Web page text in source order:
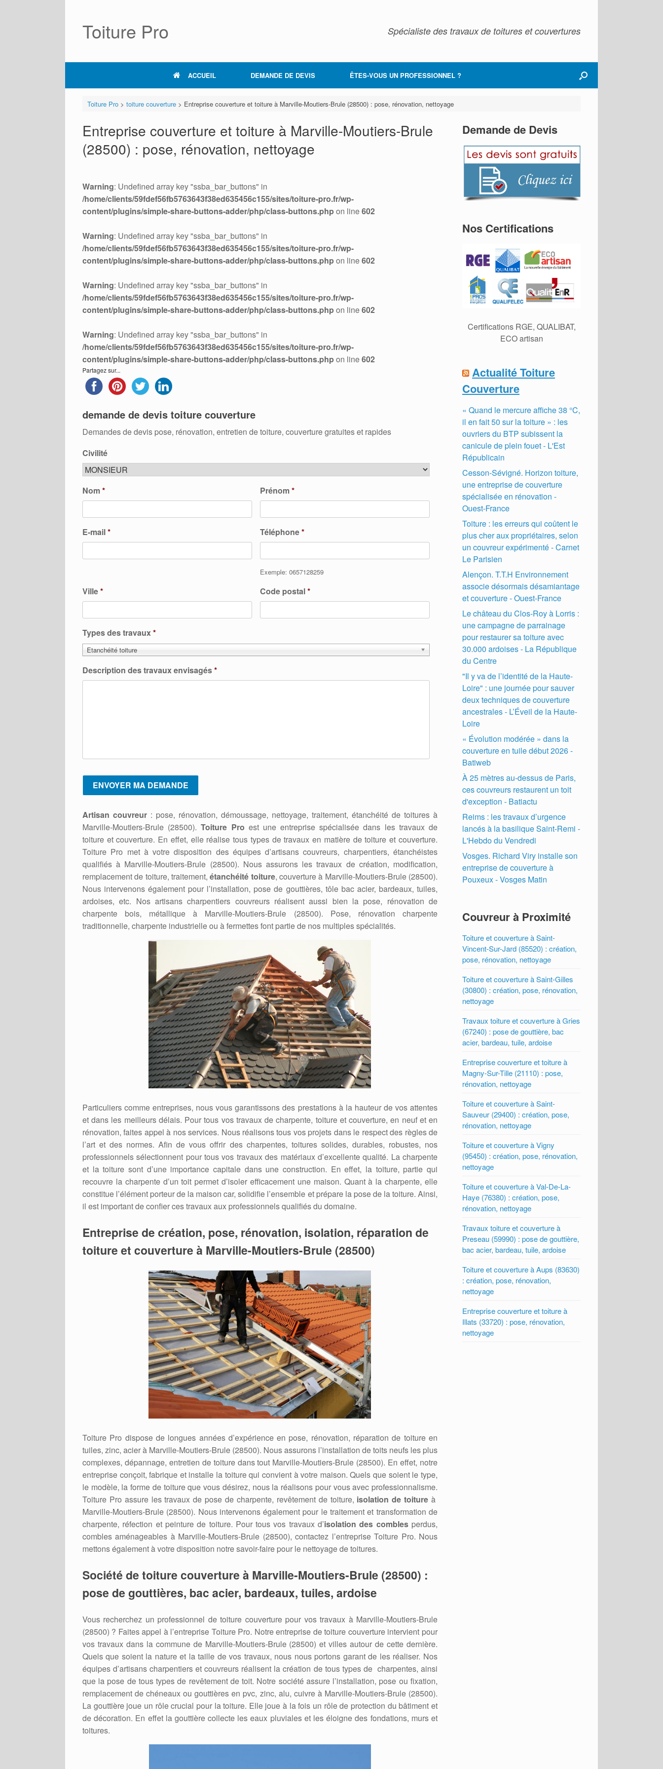
Toiture Pro Spécialiste des travaux de toitures et couvertures
ACCUEIL DEMANDE DE DEVIS ÊTES-VOUS UN PROFESSIONNEL ?
Toiture Pro> toiture couverture> Entreprise couverture et toiture à Marville-Moutiers-Brule (28500) : pose, rénovation, nettoyage
Entreprise couverture et toiture à Marville-Moutiers-Brule
(28500) : pose, rénovation, nettoyage
Warning: Undefined array key "ssba_bar_buttons" in
/home/clients/59fdef56fb5763643f38ed635456c155/sites/toiture-pro.fr/wp-
content/plugins/simple-share-buttons-adder/php/class-buttons.php on line602
Warning: Undefined array key "ssba_bar_buttons" in
/home/clients/59fdef56fb5763643f38ed635456c155/sites/toiture-pro.fr/wp-
content/plugins/simple-share-buttons-adder/php/class-buttons.php on line602
Warning: Undefined array key "ssba_bar_buttons" in
/home/clients/59fdef56fb5763643f38ed635456c155/sites/toiture-pro.fr/wp-
content/plugins/simple-share-buttons-adder/php/class-buttons.php on line602
Warning: Undefined array key "ssba_bar_buttons" in
/home/clients/59fdef56fb5763643f38ed635456c155/sites/toiture-pro.fr/wp-
content/plugins/simple-share-buttons-adder/php/class-buttons.php on line602
Partagez sur...
demande de devis toiture couverture
Demandes de devis pose, rénovation, entretien de toiture, couverture gratuites et rapides
Civilité
Nom* Prénom*
E-mail* Téléphone*
Exemple: 0657128259
Ville* Code postal*
Types des travaux*
Etanchéité toiture
Description des travaux envisagés*
Artisan couvreur : pose, rénovation, démoussage, nettoyage, traitement, étanchéité de toitures à
Marville-Moutiers-Brule (28500).Toiture Pro est une entreprise spécialisée dans les travaux de
toiture et couverture. En effet, elle réalise tous types de travaux en matière de toiture et couverture.
Toiture Pro met à votre disposition des équipes d’artisans couvreurs, charpentiers, étanchéistes
qualifiés à Marville-Moutiers-Brule (28500). Nous assurons les travaux de création, modification,
remplacement de toiture, traitement,étanchéité toiture, couverture à Marville-Moutiers-Brule (28500).
Nous intervenons également pour l’installation, pose de gouttières, tôle bac acier, bardeaux, tuiles,
ardoises, etc. Nos artisans charpentiers couvreurs réalisent aussi bien la pose, rénovation de
charpente bois, métallique à Marville-Moutiers-Brule (28500). Pose, rénovation charpente
traditionnelle, charpente industrielle ou à fermettes font partie de nos multiples spécialités.
Particuliers comme entreprises, nous vous garantissons des prestations à la hauteur de vos attentes
et dans les meilleurs délais. Pour tous vos travaux de charpente, toiture et couverture, en neuf et en
rénovation, faites appel à nos services. Nous réalisons tous vos projets dans le respect des règles de
l’art et des normes. Afin de vous offrir des charpentes, toitures solides, durables, robustes, nos
professionnels sélectionnent pour tous vos travaux des matériaux d’excellente qualité. La charpente
et la toiture sont d’une importance capitale dans une construction. En effet, la toiture, partie qui
recouvre la charpente d’un toit permet d’isoler efficacement une maison. Quant à la charpente, elle
constitue l’élément porteur de la maison car, solidifie l’ensemble et prépare la pose de la toiture. Ainsi,
il est important de confier ces travaux aux professionnels qualifiés du domaine.
Entreprise de création, pose, rénovation, isolation, réparation de
toiture et couverture à Marville-Moutiers-Brule (28500)
Toiture Pro dispose de longues années d’expérience en pose, rénovation, réparation de toiture en
tuiles, zinc, acier à Marville-Moutiers-Brule (28500). Nous assurons l’installation de toits neufs les plus
complexes, dépannage, entretien de toiture dans tout Marville-Moutiers-Brule (28500). En effet, notre
entreprise conçoit, fabrique et installe la toiture qui convient à votre maison. Quels que soient le type,
le modèle, la forme de toiture que vous désirez, nous la réalisons pour vous avec professionnalisme.
Toiture Pro assure les travaux de pose de charpente, revêtement de toiture, isolation de toiture à
Marville-Moutiers-Brule (28500). Nous intervenons également pour le traitement et transformation de
charpente, réfection et peinture de toiture. Pour tous vos travaux d’isolation des comblesperdus,
combles aménageables à Marville-Moutiers-Brule (28500), contactez l’entreprise Toiture Pro. Nous
mettons également à votre disposition notre savoir-faire pour le nettoyage de toitures.
Société de toiture couverture à Marville-Moutiers-Brule (28500) :
pose de gouttières, bac acier, bardeaux, tuiles, ardoise
Vous recherchez un professionnel de toiture couverture pour vos travaux à Marville-Moutiers-Brule
(28500) ? Faites appel à l’entreprise Toiture Pro. Notre entreprise de toiture couverture intervient pour
vos travaux dans la commune de Marville-Moutiers-Brule (28500) et villes autour de cette dernière.
Quels que soient la nature et la taille de vos travaux, nous nous portons garant de les réaliser. Nos
équipes d’artisans charpentiers et couvreurs réalisent la création de tous types de charpentes, ainsi
que la pose de tous types de revêtement de toit. Notre société assure l’installation, pose ou fixation,
remplacement de chéneaux ou gouttières en pvc, zinc, alu, cuivre à Marville-Moutiers-Brule (28500).
La gouttière joue un rôle crucial pour la toiture. Elle joue à la fois un rôle de protection du bâtiment et
de décoration. En effet la gouttière collecte les eaux pluviales et les éloigne des fondations, murs et
toitures.
Demande de Devis
Nos Certifications
Certifications RGE, QUALIBAT,
ECO artisan
Actualité Toiture
Couverture
« Quand le mercure affiche 38 °C,
il en fait 50 sur la toiture » : les
ouvriers du BTP subissent la
canicule de plein fouet - L'Est
Républicain
Cesson-Sévigné. Horizon toiture,
une entreprise de couverture
spécialisée en rénovation -
Ouest-France
Toiture : les erreurs qui coûtent le
plus cher aux propriétaires, selon
un couvreur expérimenté - Carnet
Le Parisien
Alençon. T.T.H Environnement
associe désormais désamiantage
et couverture - Ouest-France
Le château du Clos-Roy à Lorris :
une campagne de parrainage
pour restaurer sa toiture avec
30.000 ardoises - La République
du Centre
"Il y va de l’identité de la Haute-
Loire" : une journée pour sauver
deux techniques de couverture
ancestrales - L’Éveil de la Haute-
Loire
« Évolution modérée » dans la
couverture en tuile début 2026 -
Batiweb
À 25 mètres au-dessus de Paris,
ces couvreurs restaurent un toit
d'exception - Batiactu
Reims : les travaux d’urgence
lancés à la basilique Saint-Remi -
L'Hebdo du Vendredi
Vosges. Richard Viry installe son
entreprise de couverture à
Pouxeux - Vosges Matin
Couvreur à Proximité
Toiture et couverture à Saint-
Vincent-Sur-Jard (85520) : création,
pose, rénovation, nettoyage
Toiture et couverture à Saint-Gilles
(30800) : création, pose, rénovation,
nettoyage
Travaux toiture et couverture à Gries
(67240) : pose de gouttière, bac
acier, bardeau, tuile, ardoise
Entreprise couverture et toiture à
Magny-Sur-Tille (21110) : pose,
rénovation, nettoyage
Toiture et couverture à Saint-
Sauveur (29400) : création, pose,
rénovation, nettoyage
Toiture et couverture à Vigny
(95450) : création, pose, rénovation,
nettoyage
Toiture et couverture à Val-De-La-
Haye (76380) : création, pose,
rénovation, nettoyage
Travaux toiture et couverture à
Preseau (59990) : pose de gouttière,
bac acier, bardeau, tuile, ardoise
Toiture et couverture à Aups (83630)
: création, pose, rénovation,
nettoyage
Entreprise couverture et toiture à
Illats (33720) : pose, rénovation,
nettoyage